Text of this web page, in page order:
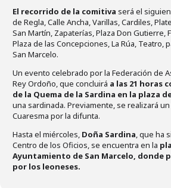
El recorrido de la comitiva será el
de Regla, Calle Ancha, Varillas, Cardiles,
San Martín, Zapaterías, Plaza Don Gutierre,
Plaza de las Concepciones, La Rúa, Teatro,
San Marcelo.
Un evento celebrado por la Federación de
Rey Ordoño, que concluirá a las 21 horas
de la Quema de la Sardina en la plaza
una sardinada. Previamente, se realizará un
Cuaresma por la difunta.
Hasta el miércoles, Doña Sardina, que ha
Centro de los Oficios, se encuentra en la
Ayuntamiento de San Marcelo, donde
por los leoneses.